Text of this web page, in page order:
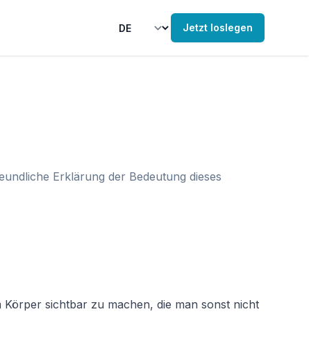
Jetzt loslegen
Erklärung der Bedeutung dieses
sichtbar zu machen, die man sonst nicht